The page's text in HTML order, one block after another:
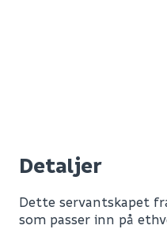
Detaljer
Dette servantskapet
som passer inn på